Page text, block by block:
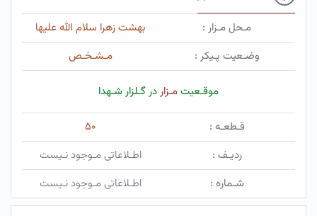
مـحل مـزار :
بهشت زهرا سلام الله علیها
وضـعیت پـیکر :
مـشـخـص
موقـعیتمـزاردر گـلزار شـهدا
قـطعـه :
۵۰
ردیـف :
اطـلاعاتی مـوجود نـیست
شـماره :
اطـلاعاتی مـوجود نـیست